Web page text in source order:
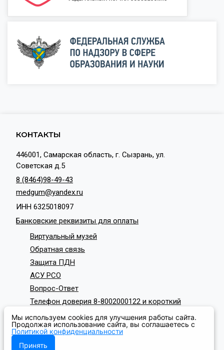
КОНТАКТЫ
446001, Самарская область, г. Сызрань, ул.
Советская д.5
8 (8464)98-49-43
medgum@yandex.ru
ИНН 6325018097
Банковские реквизиты для оплаты
Виртуальный музей
Обратная связь
Защита ПДН
АСУ РСО
Вопрос-Ответ
Телефон доверия 8-8002000122 и короткий
СОЦИАЛЬНЫЕ СЕТИ
Мы используем cookies для улучшения работы сайта.
Продолжая использование сайта, вы соглашаетесь с
Политикой конфиденциальности
Принять